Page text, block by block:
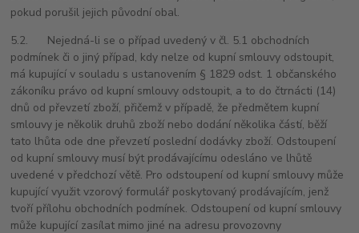
pokud porušil jejich původní obal.
5.2. Nejedná-li se o případ uvedený v čl. 5.1 obchodních
podmínek či o jiný případ, kdy nelze od kupní smlouvy odstoupit,
má kupující v souladu s ustanovením § 1829 odst. 1 občanského
zákoníku právo od kupní smlouvy odstoupit, a to do čtrnácti (14)
dnů od převzetí zboží, přičemž v případě, že předmětem kupní
smlouvy je několik druhů zboží nebo dodání několika částí, běží
tato lhůta ode dne převzetí poslední dodávky zboží. Odstoupení
od kupní smlouvy musí být prodávajícímu odesláno ve lhůtě
uvedené v předchozí větě. Pro odstoupení od kupní smlouvy může
kupující využit vzorový formulář poskytovaný prodávajícím, jenž
tvoří přílohu obchodních podmínek. Odstoupení od kupní smlouvy
může kupující zasílat mimo jiné na adresu provozovny